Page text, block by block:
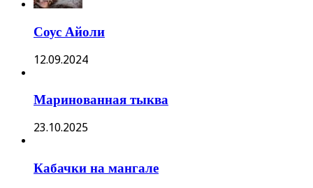
Соус Айоли
12.09.2024
Маринованная тыква
23.10.2025
Кабачки на мангале